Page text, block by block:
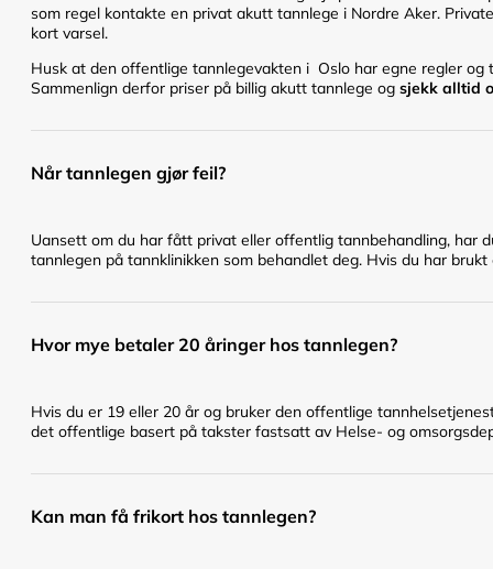
som regel kontakte en privat akutt tannlege i Nordre Aker.
kort varsel.
Husk at den offentlige tannlegevakten i Oslo har egne regler
Sammenlign derfor priser på billig akutt tannlege og sjekk alltid
Når tannlegen gjør feil?
Uansett om du har fått privat eller offentlig tannbehandling, har
tannlegen på tannklinikken som behandlet deg. Hvis du har
Hvor mye betaler 20 åringer hos tannlegen?
Hvis du er 19 eller 20 år og bruker den offentlige
det offentlige basert på takster fastsatt av Helse- og
Kan man få frikort hos tannlegen?